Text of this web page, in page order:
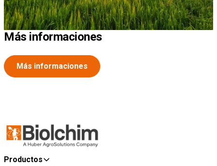
Más informaciones
Más informaciones
Productos